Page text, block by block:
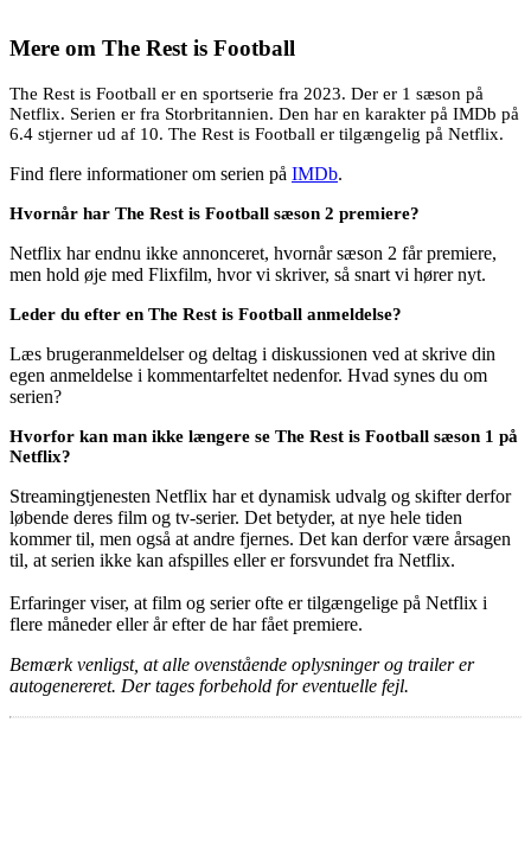
Mere om The Rest is Football
The Rest is Football er en sportserie fra 2023. Der er 1 sæson på
Netflix. Serien er fra Storbritannien. Den har en karakter på IMDb på
6.4 stjerner ud af 10. The Rest is Football er tilgængelig på Netflix.
Find flere informationer om serien på IMDb.
Hvornår har The Rest is Football sæson 2 premiere?
Netflix har endnu ikke annonceret, hvornår sæson 2 får premiere,
men hold øje med Flixfilm, hvor vi skriver, så snart vi hører nyt.
Leder du efter en The Rest is Football anmeldelse?
Læs brugeranmeldelser og deltag i diskussionen ved at skrive din
egen anmeldelse i kommentarfeltet nedenfor. Hvad synes du om
serien?
Hvorfor kan man ikke længere se The Rest is Football sæson 1 på
Netflix?
Streamingtjenesten Netflix har et dynamisk udvalg og skifter derfor
løbende deres film og tv-serier. Det betyder, at nye hele tiden
kommer til, men også at andre fjernes. Det kan derfor være årsagen
til, at serien ikke kan afspilles eller er forsvundet fra Netflix.
Erfaringer viser, at film og serier ofte er tilgængelige på Netflix i
flere måneder eller år efter de har fået premiere.
Bemærk venligst, at alle ovenstående oplysninger og trailer er
autogenereret. Der tages forbehold for eventuelle fejl.